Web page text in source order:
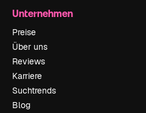
Unternehmen
Preise
Über uns
Reviews
Karriere
Suchtrends
Blog